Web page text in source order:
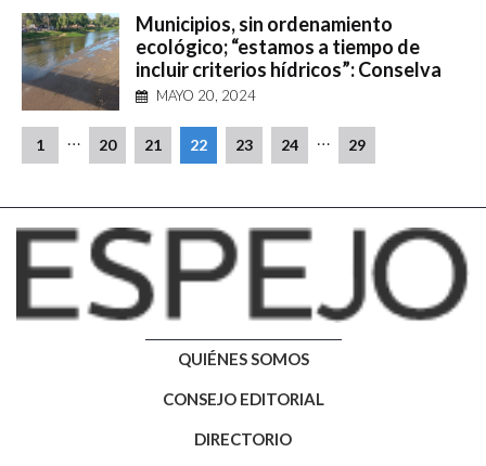
Municipios, sin ordenamiento
ecológico; “estamos a tiempo de
incluir criterios hídricos”: Conselva
MAYO 20, 2024
1 … 20 21 22 23 24 … 29
QUIÉNES SOMOS
CONSEJO EDITORIAL
DIRECTORIO